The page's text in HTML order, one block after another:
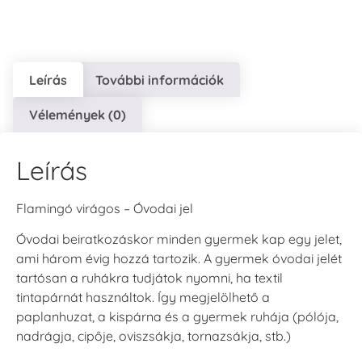
VersaCraft
Tintapárna - Lila
Mentazöld
VersaCraft
Tintapárna -
Hidegszürke -
VersaCraft
VersaCraft
Tintapárna -
Vízkék
+790 Ft
Leírás További információk
Vélemények (0)
Leírás
Flamingó virágos – Óvodai jel
Óvodai beiratkozáskor minden gyermek kap egy jelet,
ami három évig hozzá tartozik. A gyermek óvodai jelét
tartósan a ruhákra tudjátok nyomni, ha textil
tintapárnát használtok. Így megjelölhető a
paplanhuzat, a kispárna és a gyermek ruhája (pólója,
nadrágja, cipője, oviszsákja, tornazsákja, stb.)